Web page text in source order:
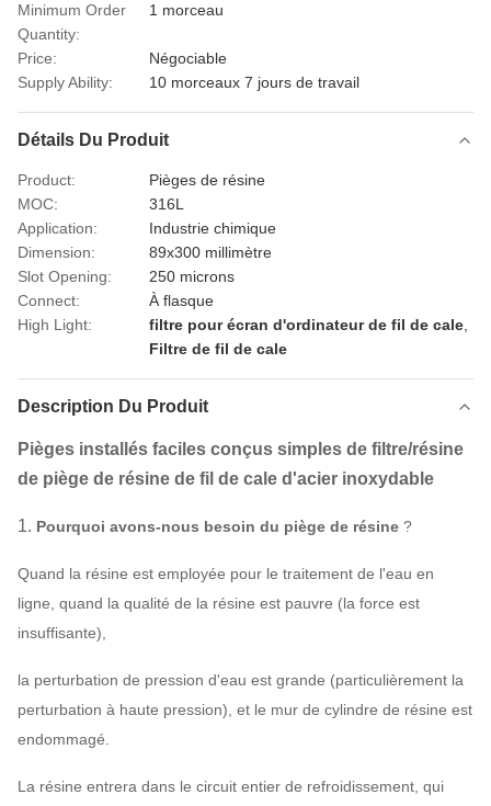
Minimum Order
Quantity:
1 morceau
Price:
Négociable
Supply Ability:
10 morceaux 7 jours de travail
Détails Du Produit
Product:
Pièges de résine
MOC:
316L
Application:
Industrie chimique
Dimension:
89x300 millimètre
Slot Opening:
250 microns
Connect:
À flasque
High Light:
filtre pour écran d'ordinateur de fil de cale
Filtre de fil de cale
Description Du Produit
Pièges installés faciles conçus simples de filtre/résine
de piège de résine de fil de cale d'acier inoxydable
1. Pourquoi avons-nous besoin du piège de résine ?
Quand la résine est employée pour le traitement de l'eau en
ligne, quand la qualité de la résine est pauvre (la force est
insuffisante),
la perturbation de pression d'eau est grande (particulièrement la
perturbation à haute pression), et le mur de cylindre de résine est
endommagé.
La résine entrera dans le circuit entier de refroidissement, qui